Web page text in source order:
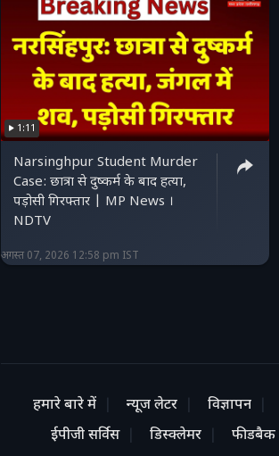
1:11
Narsinghpur Student Murder
Case: छात्रा से दुष्कर्म के बाद हत्या,
पड़ोसी गिरफ्तार | MP News ।
NDTV
अगस्त 07, 2026 12:58 pm IST
हमारे बारे में न्यूज लेटर विज्ञापन
ईपीजी सर्विस
डिस्क्लेमर फीडबैक